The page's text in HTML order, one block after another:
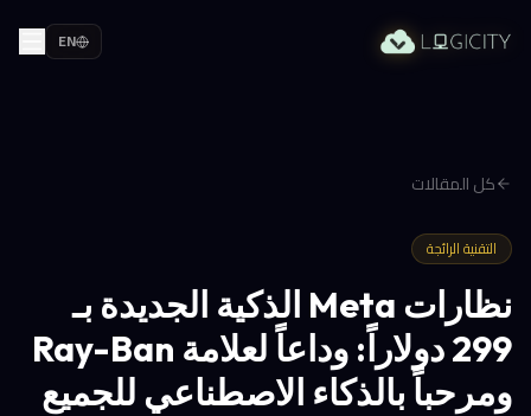
EN
كل المقالات
التقنية الرائجة
نظارات Meta الذكية الجديدة بـ
299 دولاراً: وداعاً لعلامة Ray-Ban
ومرحباً بالذكاء الاصطناعي للجميع